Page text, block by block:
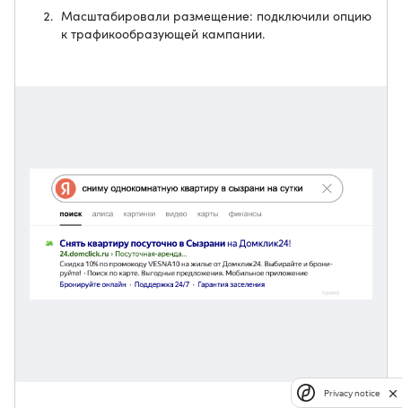
Масштабировали размещение: подключили опцию
к трафикообразующей кампании.
Privacy notice